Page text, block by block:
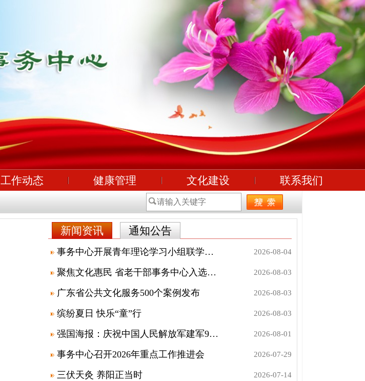
工作动态 健康管理 文化建设 联系我们
新闻资讯 通知公告
事务中心开展青年理论学习小组联学共建暨第三十二期“学思谈行”读书交流会 2026-08-04
聚焦文化惠民 省老干部事务中心入选广东省“十五五”公共文化服务主体名单 2026-08-03
广东省公共文化服务500个案例发布 2026-08-03
缤纷夏日 快乐“童”行 2026-08-03
强国海报：庆祝中国人民解放军建军99周年 2026-08-01
事务中心召开2026年重点工作推进会 2026-07-29
三伏天灸 养阳正当时 2026-07-14